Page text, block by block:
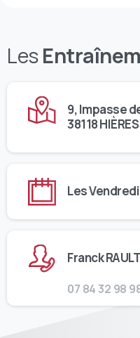
Les
9, Impasse
38118
Les
Franck RAULT
07 84 32 98